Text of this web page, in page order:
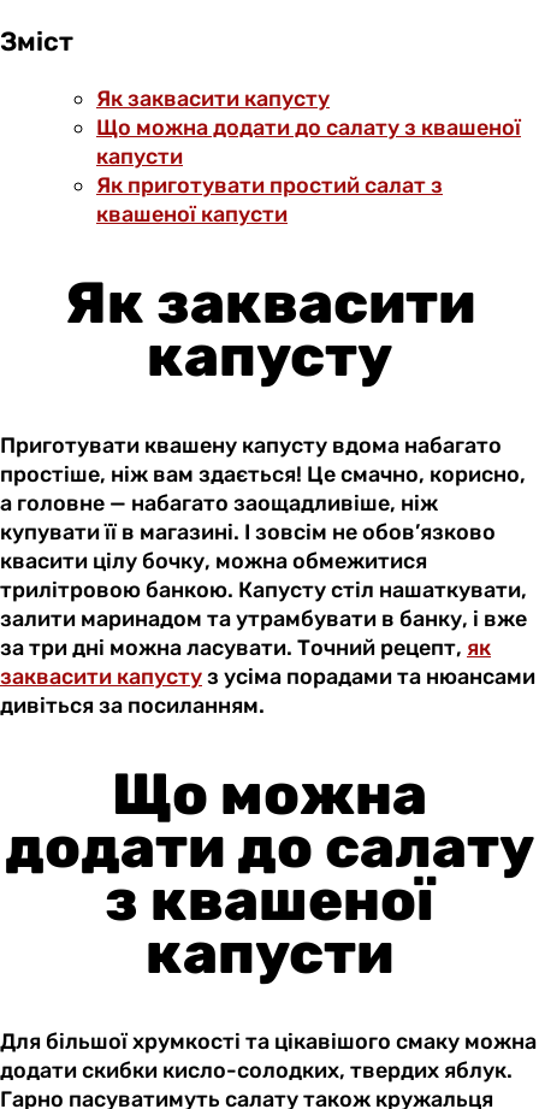
Зміст
Як заквасити капусту
Що можна додати до салату з квашеної
капусти
Як приготувати простий салат з
квашеної капусти
Як заквасити
капусту
Приготувати квашену капусту вдома набагато
простіше, ніж вам здається! Це смачно, корисно,
а головне — набагато заощадливіше, ніж
купувати її в магазині. І зовсім не обов’язково
квасити цілу бочку, можна обмежитися
трилітровою банкою. Капусту стіл нашаткувати,
залити маринадом та утрамбувати в банку, і вже
за три дні можна ласувати. Точний рецепт, як
заквасити капустуз усіма порадами та нюансами
дивіться за посиланням.
Що можна
додати до салату
з квашеної
капусти
Для більшої хрумкості та цікавішого смаку можна
додати скибки кисло-солодких, твердих яблук.
Гарно пасуватимуть салату також кружальця